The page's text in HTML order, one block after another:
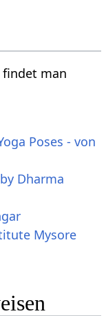
findet man
Poses - von
Dharma
Mysore